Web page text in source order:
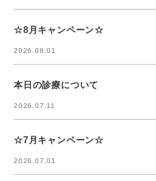
☆8月キャンペーン☆
2026.08.01
本日の診療について
2026.07.11
☆7月キャンペーン☆
2026.07.01